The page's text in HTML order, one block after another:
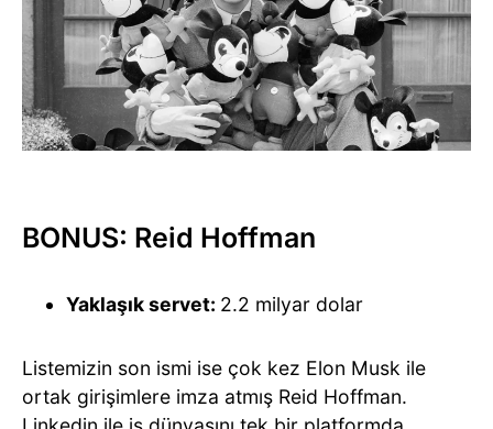
BONUS: Reid Hoffman
Yaklaşık servet: 2.2 milyar dolar
Listemizin son ismi ise çok kez Elon Musk ile
ortak girişimlere imza atmış Reid Hoffman.